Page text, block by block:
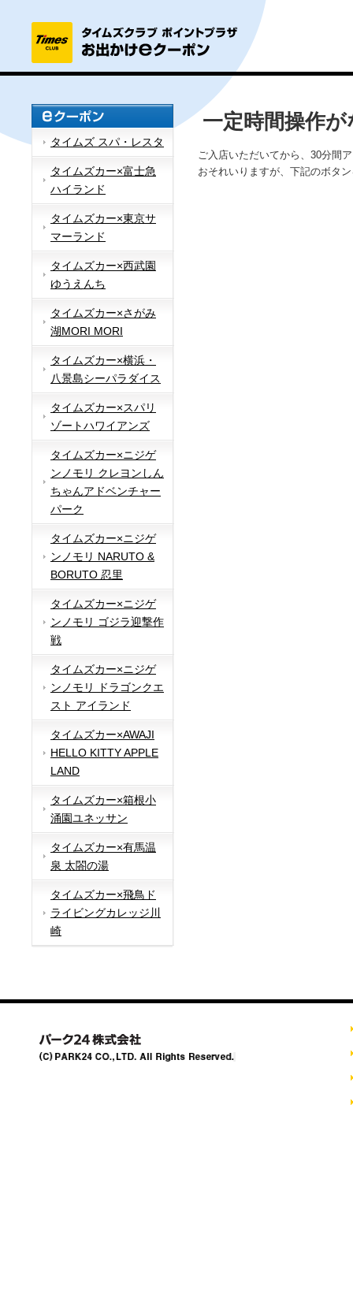
タイムズ スパ・レスタ
タイムズカー×富士急
ハイランド
タイムズカー×東京サ
マーランド
タイムズカー×西武園
ゆうえんち
タイムズカー×さがみ
湖MORI MORI
タイムズカー×横浜・
八景島シーパラダイス
タイムズカー×スパリ
ゾートハワイアンズ
タイムズカー×ニジゲ
ンノモリ クレヨンしん
ちゃんアドベンチャー
パーク
タイムズカー×ニジゲ
ンノモリ NARUTO &
BORUTO 忍里
タイムズカー×ニジゲ
ンノモリ ゴジラ迎撃作
戦
タイムズカー×ニジゲ
ンノモリ ドラゴンクエ
スト アイランド
タイムズカー×AWAJI
HELLO KITTY APPLE
LAND
タイムズカー×箱根小
涌園ユネッサン
タイムズカー×有馬温
泉 太閤の湯
タイムズカー×飛鳥ド
ライビングカレッジ川
崎
一定時間操作
ご入店いただいてから、30分間
おそれいりますが、下記のボタ